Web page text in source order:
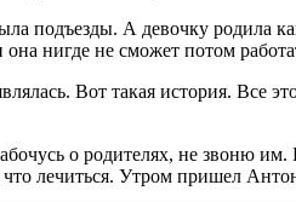
подъезды. А девочку родила
она нигде не сможет потом
Вот такая история. Все
о родителях, не звоню
лечиться. Утром пришел